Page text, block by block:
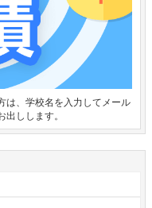
は、学校名を入力してメール
しします。